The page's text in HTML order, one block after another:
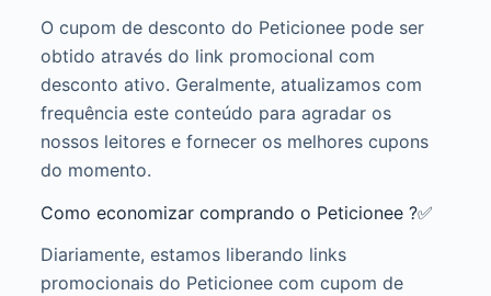
O cupom de desconto do Peticionee pode ser
obtido através do link promocional com
desconto ativo. Geralmente, atualizamos com
frequência este conteúdo para agradar os
nossos leitores e fornecer os melhores cupons
do momento.
Como economizar comprando o Peticionee ?✅
Diariamente, estamos liberando links
promocionais do Peticionee com cupom de